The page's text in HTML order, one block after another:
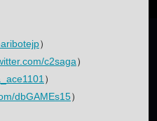
）
c2saga）
）
dbGAMEs15）